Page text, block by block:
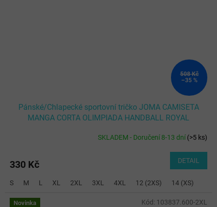
508 Kč
–35 %
Pánské/Chlapecké sportovní tričko JOMA CAMISETA
MANGA CORTA OLIMPIADA HANDBALL ROYAL
SKLADEM - Doručení 8-13 dní(>5 ks)
330 Kč DETAIL
S M L XL 2XL 3XL 4XL 12 (2XS) 14 (XS)
Novinka Kód: 103837.600-2XL